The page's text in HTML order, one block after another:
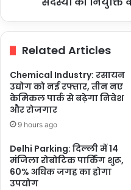
की
नियुक्ति
के
लिए
आवेदन
Related Articles
Chemical Industry: रसायन
उद्योग को नई रफ्तार, तीन नए
केमिकल पार्क से बढ़ेगा निवेश
और रोजगार
9 hours ago
Delhi Parking: दिल्ली में 14
मंजिला रोबोटिक पार्किंग शुरू,
60% अधिक जगह का होगा
उपयोग